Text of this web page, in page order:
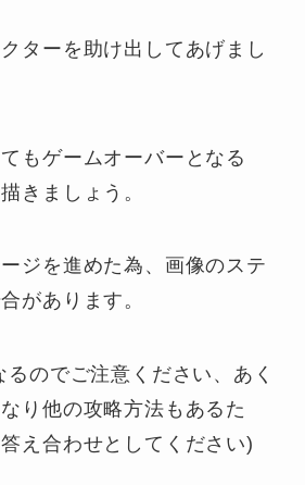
ターを助け出してあげまし
もゲームオーバーとなる
きましょう。
ジを進めた為、画像のステ
があります。
のでご注意ください、あく
り他の攻略方法もあるた
え合わせとしてください)